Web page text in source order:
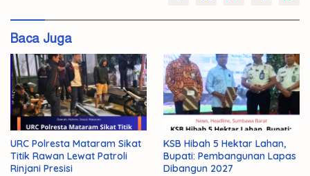
Baca Juga
URC Polresta Mataram Sikat
Titik Rawan Lewat Patroli
Rinjani Presisi
KSB Hibah 5 Hektar Lahan,
Bupati: Pembangunan Lapas
Dibangun 2027